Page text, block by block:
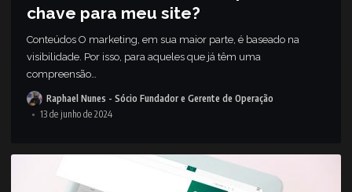
chave para meu site?
Conteúdos O marketing, em sua maior parte, é baseado na
visibilidade. Por isso, para aqueles que já têm uma
compreensão…
Raphael Nunes - Sócio Fundador e Gerente de Operação
13 de junho de 2024